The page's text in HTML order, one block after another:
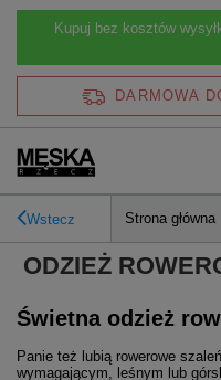
Kupuj bez kosztów
DARMOWA
Wstecz Strona główna
ODZIEŻ
Świetna odzież
Panie też lubią rowerowe
wymagającym, leśnym lub